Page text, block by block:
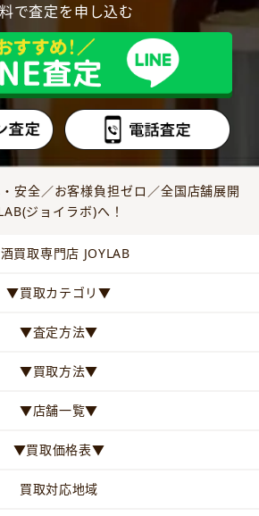
で査定を申し込む
安全／お客様負担ゼロ／全国店舗展開
ジョイラボ)へ！
買取専門店 JOYLAB
▼買取カテゴリ▼
▼査定方法▼
▼買取方法▼
▼店舗一覧▼
▼買取価格表▼
買取対応地域